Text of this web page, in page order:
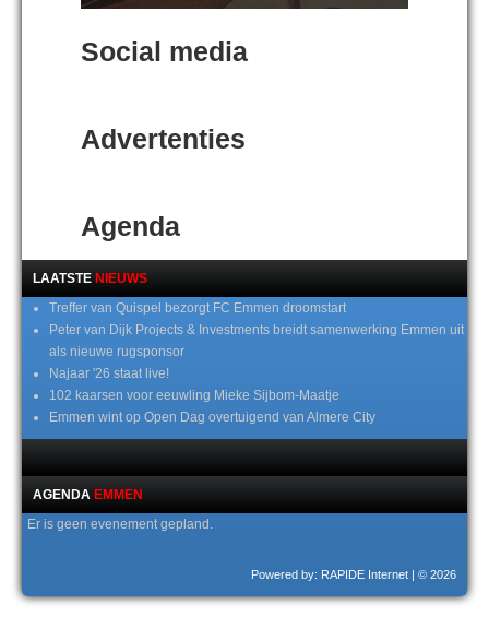
Social media
Advertenties
Agenda
LAATSTE NIEUWS
Treffer van Quispel bezorgt FC Emmen droomstart
Peter van Dijk Projects & Investments breidt samenwerking Emmen uit
als nieuwe rugsponsor
Najaar '26 staat live!
102 kaarsen voor eeuwling Mieke Sijbom-Maatje
Emmen wint op Open Dag overtuigend van Almere City
AGENDA EMMEN
Er is geen evenement gepland.
Powered by: RAPIDE Internet | © 2026